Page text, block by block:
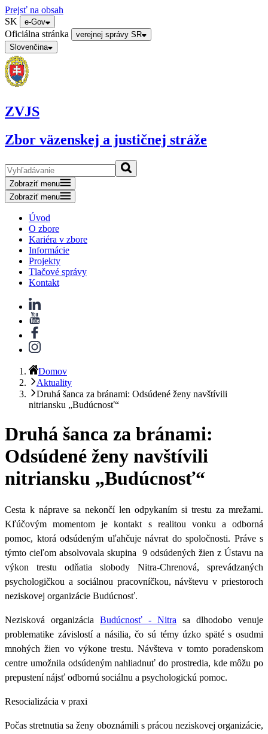
Prejsť na obsah
SK
e-Gov
Oficiálna stránka
verejnej správy SR
Slovenčina
ZVJS
Zbor väzenskej a justičnej stráže
Zobraziť menu
Zobraziť menu
Úvod
O zbore
Kariéra v zbore
Informácie
Projekty
Tlačové správy
Kontakt
Domov
Aktuality
Druhá šanca za bránami: Odsúdené ženy navštívili
nitriansku „Budúcnosť“
Druhá šanca za bránami:
Odsúdené ženy navštívili
nitriansku „Budúcnosť“
Cesta k náprave sa nekončí len odpykaním si trestu za mrežami.
Kľúčovým momentom je kontakt s realitou vonku a odborná
pomoc, ktorá odsúdeným uľahčuje návrat do spoločnosti. Práve s
týmto cieľom absolvovala skupina 9 odsúdených žien z Ústavu na
výkon trestu odňatia slobody Nitra-Chrenová, sprevádzaných
psychologičkou a sociálnou pracovníčkou, návštevu v priestoroch
neziskovej organizácie Budúcnosť.
Nezisková organizácia Budúcnosť - Nitra sa dlhodobo venuje
problematike závislostí a násilia, čo sú témy úzko späté s osudmi
mnohých žien vo výkone trestu. Návšteva v tomto poradenskom
centre umožnila odsúdeným nahliadnuť do prostredia, kde môžu po
prepustení nájsť odbornú sociálnu a psychologickú pomoc.
Resocializácia v praxi
Počas stretnutia sa ženy oboznámili s prácou neziskovej organizácie,